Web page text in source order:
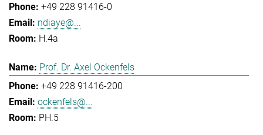
+49 228 91416-0
ndiaye@...
H.4a
Prof. Dr. Axel Ockenfels
+49 228 91416-200
ockenfels@...
PH.5